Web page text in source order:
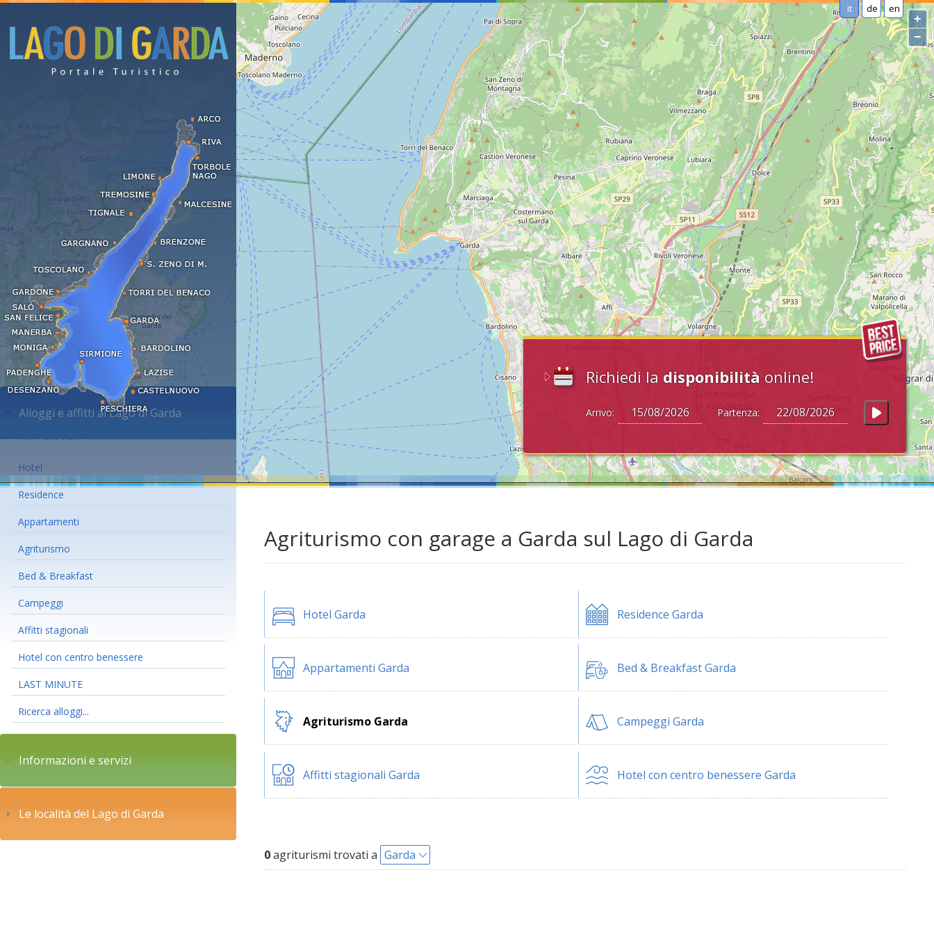
it de en
Richiedi la disponibilità online!
Arrivo: Partenza:
+
−
Alloggi e affitti al Lago di Garda
Hotel
Residence
Appartamenti
Agriturismo
Bed & Breakfast
Campeggi
Affitti stagionali
Hotel con centro benessere
LAST MINUTE
Ricerca alloggi...
Informazioni e servizi
Le località del Lago di Garda
Agriturismo con garage a Garda sul Lago di Garda
Hotel Garda Residence Garda
Appartamenti Garda Bed & Breakfast Garda
Agriturismo Garda Campeggi Garda
Affitti stagionali Garda Hotel con centro benessere Garda
0agriturismi trovati a Garda